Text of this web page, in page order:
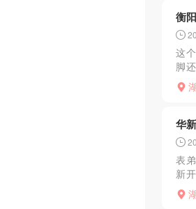
衡
这
脚
纪
了
华
表
新
盐
门